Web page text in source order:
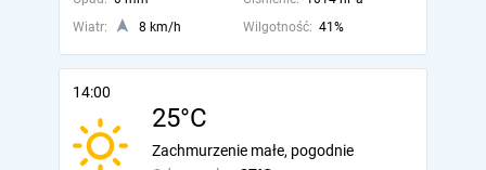
Wiatr:
8 km/h Wilgotność: 41%
14:00
25°C
Zachmurzenie małe, pogodnie